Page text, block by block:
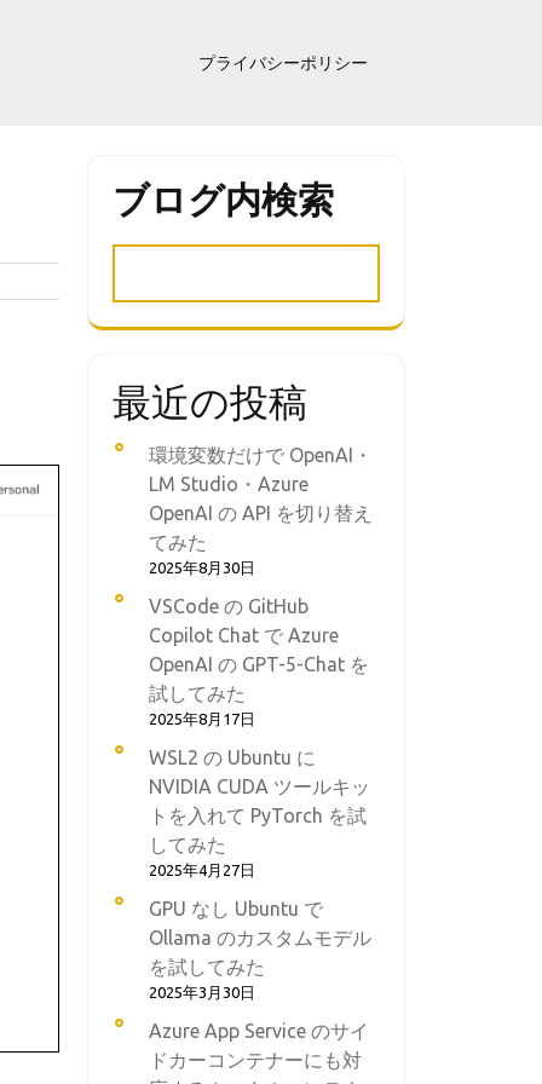
プライバシーポリシー
ブログ内検索
最近の投稿
環境変数だけで OpenAI・
LM Studio・Azure
OpenAI の API を切り替え
てみた
2025年8月30日
VSCode の GitHub
Copilot Chat で Azure
OpenAI の GPT-5-Chat を
試してみた
2025年8月17日
WSL2 の Ubuntu に
NVIDIA CUDA ツールキッ
トを入れて PyTorch を試
してみた
2025年4月27日
GPU なし Ubuntu で
Ollama のカスタムモデル
を試してみた
2025年3月30日
Azure App Service のサイ
ドカーコンテナーにも対